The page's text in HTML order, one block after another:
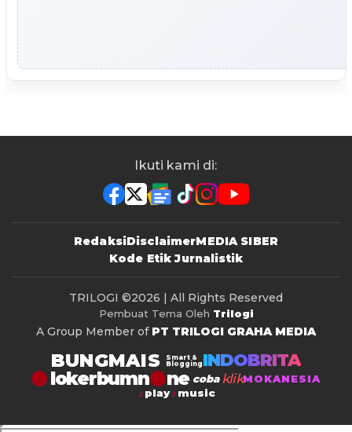
Ikuti kami di:
RedaksiDisclaimerMEDIA SIBER
Kode Etik Jurnalistik
TRILOGI ©2026 | All Rights Reserved
Pembuat Tema Oleh Trilogi
A Group Member of PT TRILOGI GRAHA MEDIA
BUNGMAIS
Smart &
Blogging INDOBRITA
lokerbumn coba klikMOKANESIA
play
music